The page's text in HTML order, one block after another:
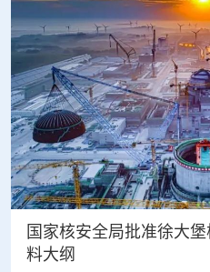
国家核安全局批准徐大
料大纲